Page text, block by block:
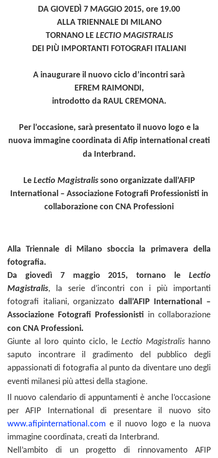
DA GIOVEDÌ 7 MAGGIO 2015, ore 19.00
ALLA TRIENNALE DI MILANO
TORNANO LE LECTIO MAGISTRALIS
DEI PIÙ IMPORTANTI FOTOGRAFI ITALIANI
A inaugurare il nuovo ciclo d’incontri sarà
EFREM RAIMONDI,
introdotto da RAUL CREMONA.
Per l’occasione, sarà presentato il nuovo logo e la
nuova immagine coordinata di Afip international creati
da Interbrand.
Le Lectio Magistralissono organizzate dall’AFIP
International – Associazione Fotografi Professionisti in
collaborazione con CNA Professioni
Alla Triennale di Milano sboccia la primavera della
fotografia.
Da giovedì 7 maggio 2015, tornano le
Lectio
Magistralis, la serie d’incontri con i più importanti
fotografi italiani, organizzato dall’AFIP International –
Associazione Fotografi Professionisti in collaborazione
con CNA Professioni.
Giunte al loro quinto ciclo, le Lectio Magistralishanno
saputo incontrare il gradimento del pubblico degli
appassionati di fotografia al punto da diventare uno degli
eventi milanesi più attesi della stagione.
Il nuovo calendario di appuntamenti è anche l’occasione
per AFIP International di presentare il nuovo sito
www.afipinternational.com e il nuovo logo e la nuova
immagine coordinata, creati da Interbrand.
Nell’ambito di un progetto di rinnovamento AFIP